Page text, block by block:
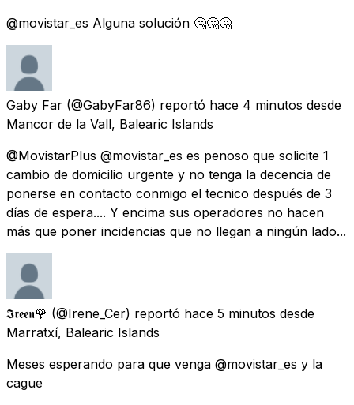
@movistar_es Alguna solución 🤔🤔🤔
Gaby Far (@GabyFar86) reportó hace 4 minutos desde
Mancor de la Vall, Balearic Islands
@MovistarPlus @movistar_es es penoso que solicite 1
cambio de domicilio urgente y no tenga la decencia de
ponerse en contacto conmigo el tecnico después de 3
días de espera.... Y encima sus operadores no hacen
más que poner incidencias que no llegan a ningún lado...
𝕴𝖗𝖊𝖊𝖓🌹 (@Irene_Cer) reportó hace 5 minutos desde
Marratxí, Balearic Islands
Meses esperando para que venga @movistar_es y la
cague